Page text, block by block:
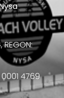
4769